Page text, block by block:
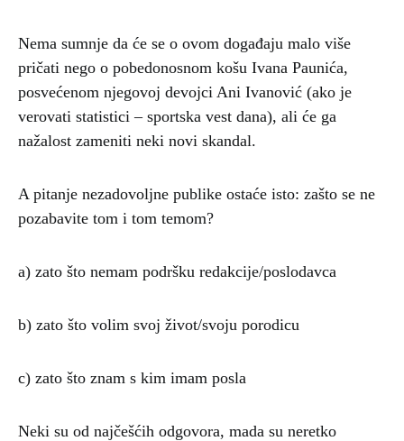
Nema sumnje da će se o ovom događaju malo više
pričati nego o pobedonosnom košu Ivana Paunića,
posvećenom njegovoj devojci Ani Ivanović (ako je
verovati statistici – sportska vest dana), ali će ga
nažalost zameniti neki novi skandal.
A pitanje nezadovoljne publike ostaće isto: zašto se ne
pozabavite tom i tom temom?
a) zato što nemam podršku redakcije/poslodavca
b) zato što volim svoj život/svoju porodicu
c) zato što znam s kim imam posla
Neki su od najčešćih odgovora, mada su neretko